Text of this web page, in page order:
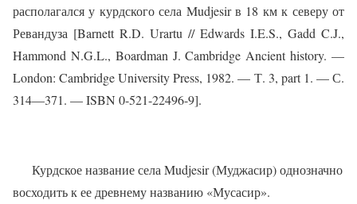
располагался у курдского села Mudjesir в 18 км к северу от
Ревандуза [Barnett R.D. Urartu // Edwards I.E.S., Gadd C.J.,
Hammond N.G.L., Boardman J. Cambridge Ancient history. —
London: Cambridge University Press, 1982. — Т. 3, part 1. — С.
314—371. — ISBN 0-521-22496-9].
Курдское название села Mudjesir (Муджасир) однозначно
восходить к ее древнему названию «Мусасир».